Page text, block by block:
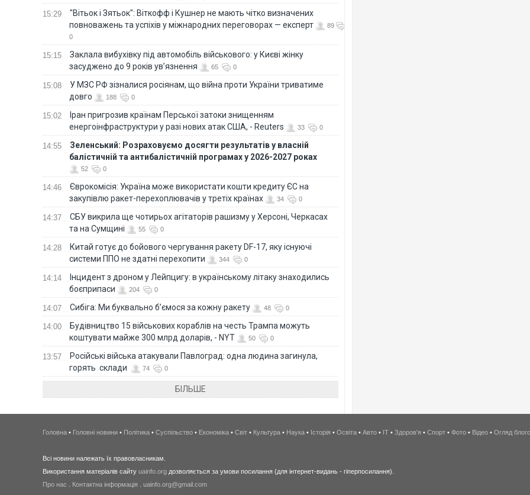
15:29
"Вітьок і Зятьок": Віткофф і Кушнер не мають чітко визначених
повноважень та успіхів у міжнародних переговорах — експерт
89
0
15:15
Заклала вибухівку під автомобіль військового: у Києві жінку
засуджено до 9 років ув’язнення
65 0
15:08
У МЗС РФ зізналися росіянам, що війна проти України триватиме
довго
188 0
15:02
Іран пригрозив країнам Перської затоки знищенням
енергоінфраструктури у разі нових атак США, - Reuters
33 0
14:55
Зеленський: Розраховуємо досягти результатів у власній
балістичній та антибалістичній програмах у 2026-2027 роках
52 0
14:46
Єврокомісія: Україна може використати кошти кредиту ЄС на
закупівлю ракет-перехоплювачів у третіх країнах
34 0
14:37
СБУ викрила ще чотирьох агітаторів рашизму у Херсоні, Черкасах
та на Сумщині
55 0
14:28
Китай готує до бойового чергування ракету DF-17, яку існуючі
системи ППО не здатні перехопити
344 0
14:14
Інцидент з дроном у Лейпцигу: в українському літаку знаходились
боєприпаси
204 0
14:07 Сибіга: Ми буквально б’ємося за кожну ракету 48 0
14:00
Будівництво 15 військових кораблів на честь Трампа можуть
коштувати майже 300 млрд доларів, - NYT
50 0
13:57
Російські війська атакували Павлоград: одна людина загинула,
горять склади
74 0
БІЛЬШЕ
Головна • Головні новини • Політика • Суспільство • Економіка • Світ • Культура • Наука • Історія • Освіта • Авто • IT • Здоров'я • Спорт • Фото • Відео • Огляд
Всі новини належать їх правовласникам.
Використання матеріалів сайту uainfo.org дозволяється за умови посилання (для інтернет-видань - гіперпосилання).
Про нас
Контактна інформація uainfo.org@gmail.com